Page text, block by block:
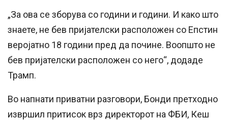
„За ова се зборува со години и години. И како што
знаете, не бев пријателски расположен со Епстин
веројатно 18 години пред да почине. Воопшто не
бев пријателски расположен со него“, додаде
Трамп.
Во напнати приватни разговори, Бонди претходно
извршил притисок врз директорот на ФБИ, Кеш